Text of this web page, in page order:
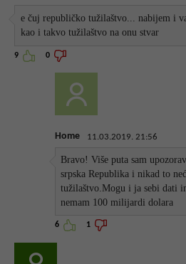
e čuj republičko tužilaštvo... nabijem i
kao i takvo tužilaštvo na onu stvar
9 0
Home 11.03.2019. 21:56
Bravo! Više puta sam
srpska Republika i nikad to
tužilaštvo.Mogu i ja sebi dati
nemam 100 milijardi dolara
6 1